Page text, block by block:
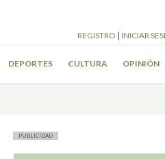
REGISTRO | INICIAR
DEPORTES CULTURA OPINIÓN
PUBLICIDAD